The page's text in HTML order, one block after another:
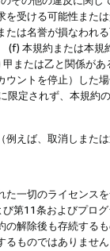
受ける可能性また
たは名誉が損なわれ
(f) 本規約または本
または乙と関係が
ントを停止）した
限定されず、本規
えば、取消しまた
一切のライセンス
第11条およびプロ
解除後も存続する
るものではありませ